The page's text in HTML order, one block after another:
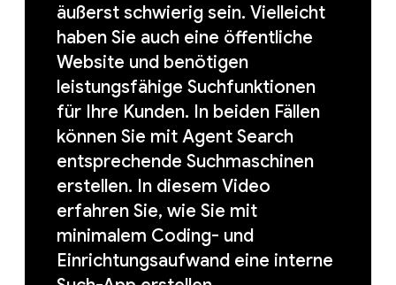
äußerst schwierig sein. Vielleicht
haben Sie auch eine öffentliche
Website und benötigen
leistungsfähige Suchfunktionen
für Ihre Kunden. In beiden Fällen
können Sie mit Agent Search
entsprechende Suchmaschinen
erstellen. In diesem Video
erfahren Sie, wie Sie mit
minimalem Coding- und
Einrichtungsaufwand eine interne